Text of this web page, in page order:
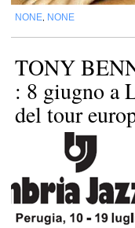
NONE NONE
TONY
: 8 giugno a
del tour